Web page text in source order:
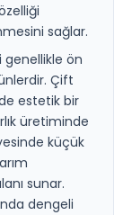
sağlar.
genellikle ön
Çift
estetik bir
üretiminde
küçük
sunar.
dengeli